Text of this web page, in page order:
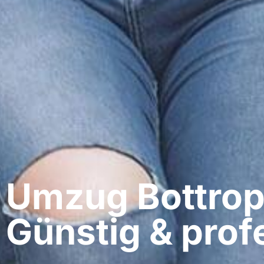
Umzug
Günstig &